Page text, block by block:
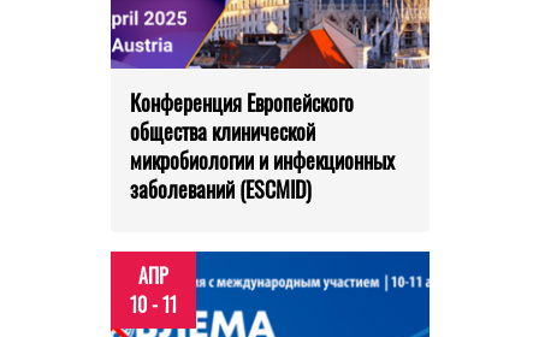
Конференция Европейского
общества клинической
микробиологии и инфекционных
заболеваний (ESCMID)
АПР
10 - 11